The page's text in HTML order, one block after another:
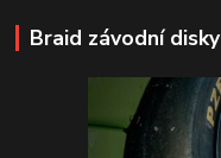
Braid závodní disky